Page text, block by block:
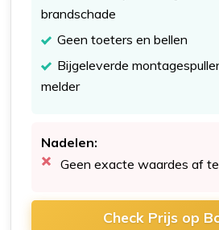
brandschade
Geen toeters en bellen
Bijgeleverde
melder
Nadelen:
Geen exacte waardes af
Check Prijs op